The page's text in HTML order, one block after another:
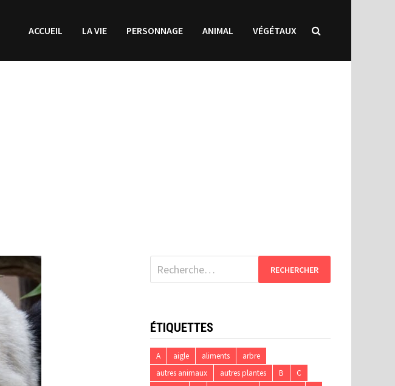
ACCUEIL LA VIE PERSONNAGE ANIMAL VÉGÉTAUX
Rechercher :
ÉTIQUETTES
A aigle aliments
arbre
autres animaux
autres plantes B
C